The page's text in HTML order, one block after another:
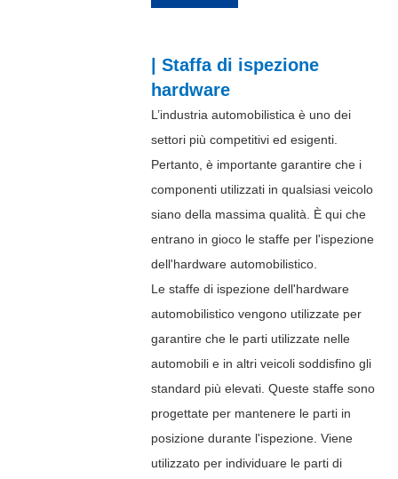
| Staffa di ispezione
hardware
L’industria automobilistica è uno dei
settori più competitivi ed esigenti.
Pertanto, è importante garantire che i
componenti utilizzati in qualsiasi veicolo
siano della massima qualità. È qui che
entrano in gioco le staffe per l'ispezione
dell'hardware automobilistico.
Le staffe di ispezione dell'hardware
automobilistico vengono utilizzate per
garantire che le parti utilizzate nelle
automobili e in altri veicoli soddisfino gli
standard più elevati. Queste staffe sono
progettate per mantenere le parti in
posizione durante l'ispezione. Viene
utilizzato per individuare le parti di